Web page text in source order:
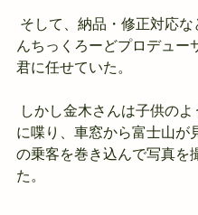
んちっくろーどプロデュー
君に任せていた。
に喋り、車窓から富士山が
の乗客を巻き込んで写真を
た。